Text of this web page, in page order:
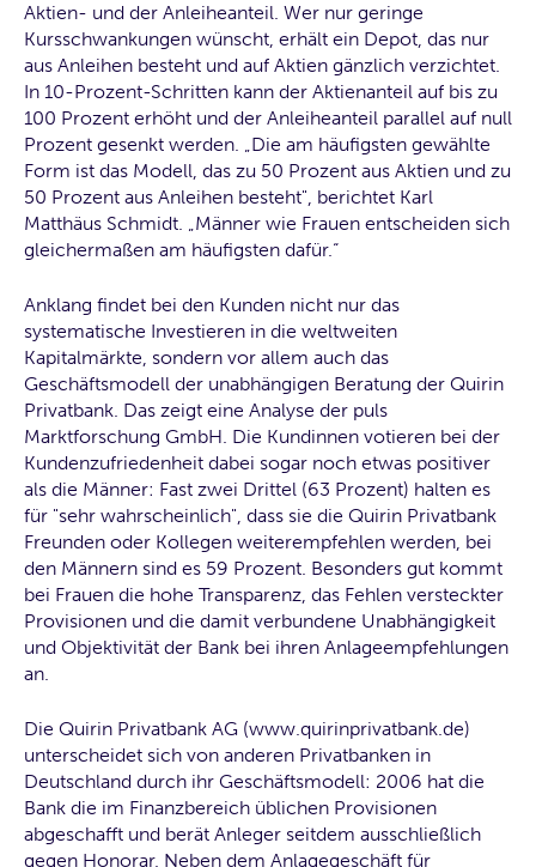
Aktien- und der Anleiheanteil. Wer nur geringe
Kursschwankungen wünscht, erhält ein Depot, das nur
aus Anleihen besteht und auf Aktien gänzlich verzichtet.
In 10-Prozent-Schritten kann der Aktienanteil auf bis zu
100 Prozent erhöht und der Anleiheanteil parallel auf null
Prozent gesenkt werden. „Die am häufigsten gewählte
Form ist das Modell, das zu 50 Prozent aus Aktien und zu
50 Prozent aus Anleihen besteht", berichtet Karl
Matthäus Schmidt. „Männer wie Frauen entscheiden sich
gleichermaßen am häufigsten dafür.“
Anklang findet bei den Kunden nicht nur das
systematische Investieren in die weltweiten
Kapitalmärkte, sondern vor allem auch das
Geschäftsmodell der unabhängigen Beratung der Quirin
Privatbank. Das zeigt eine Analyse der puls
Marktforschung GmbH. Die Kundinnen votieren bei der
Kundenzufriedenheit dabei sogar noch etwas positiver
als die Männer: Fast zwei Drittel (63 Prozent) halten es
für "sehr wahrscheinlich", dass sie die Quirin Privatbank
Freunden oder Kollegen weiterempfehlen werden, bei
den Männern sind es 59 Prozent. Besonders gut kommt
bei Frauen die hohe Transparenz, das Fehlen versteckter
Provisionen und die damit verbundene Unabhängigkeit
und Objektivität der Bank bei ihren Anlageempfehlungen
an.
Die Quirin Privatbank AG (www.quirinprivatbank.de)
unterscheidet sich von anderen Privatbanken in
Deutschland durch ihr Geschäftsmodell: 2006 hat die
Bank die im Finanzbereich üblichen Provisionen
abgeschafft und berät Anleger seitdem ausschließlich
gegen Honorar. Neben dem Anlagegeschäft für